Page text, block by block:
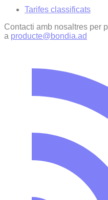
Tarifes classificats
Contacti amb nosaltres per
a producte@bondia.ad